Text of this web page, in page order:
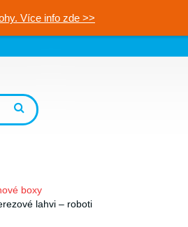
Více info zde >>
boxy
lahvi – roboti